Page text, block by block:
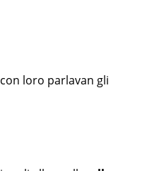
loro parlavan gli